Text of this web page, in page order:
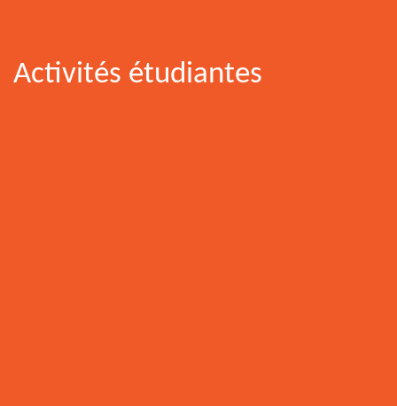
Activités étudiantes